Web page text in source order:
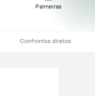
Palmeiras
Confrontos diretos